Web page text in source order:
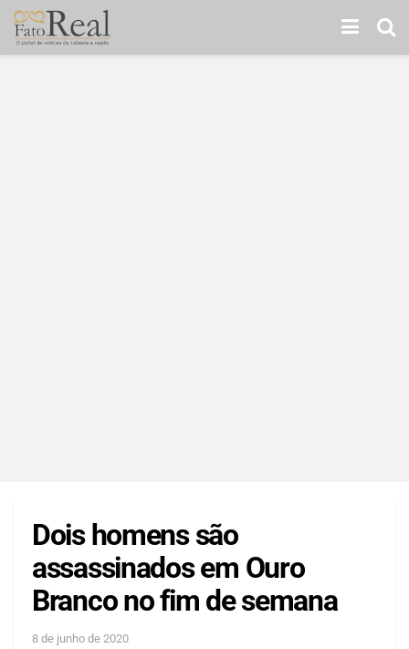
Dois homens são
assassinados em Ouro
Branco no fim de semana
8 de junho de 2020